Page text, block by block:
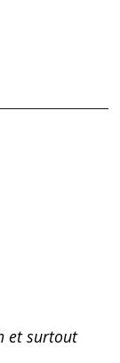
et surtout